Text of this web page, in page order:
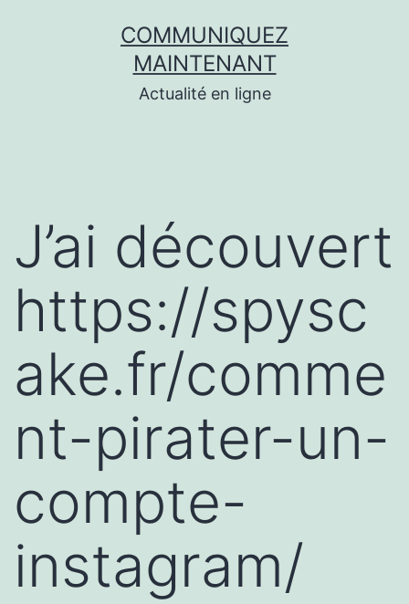
COMMUNIQUEZ
MAINTENANT
Actualité en ligne
J’ai découvert
https://spysc
ake.fr/comme
nt-pirater-un-
compte-
instagram/